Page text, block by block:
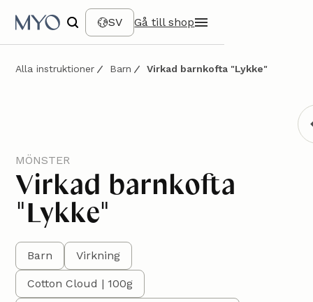
SV Gå till shop
Alla instruktioner Barn Virkad barnkofta "Lykke"
MÖNSTER
Virkad barnkofta
"Lykke"
Barn Virkning
Cotton Cloud | 100g